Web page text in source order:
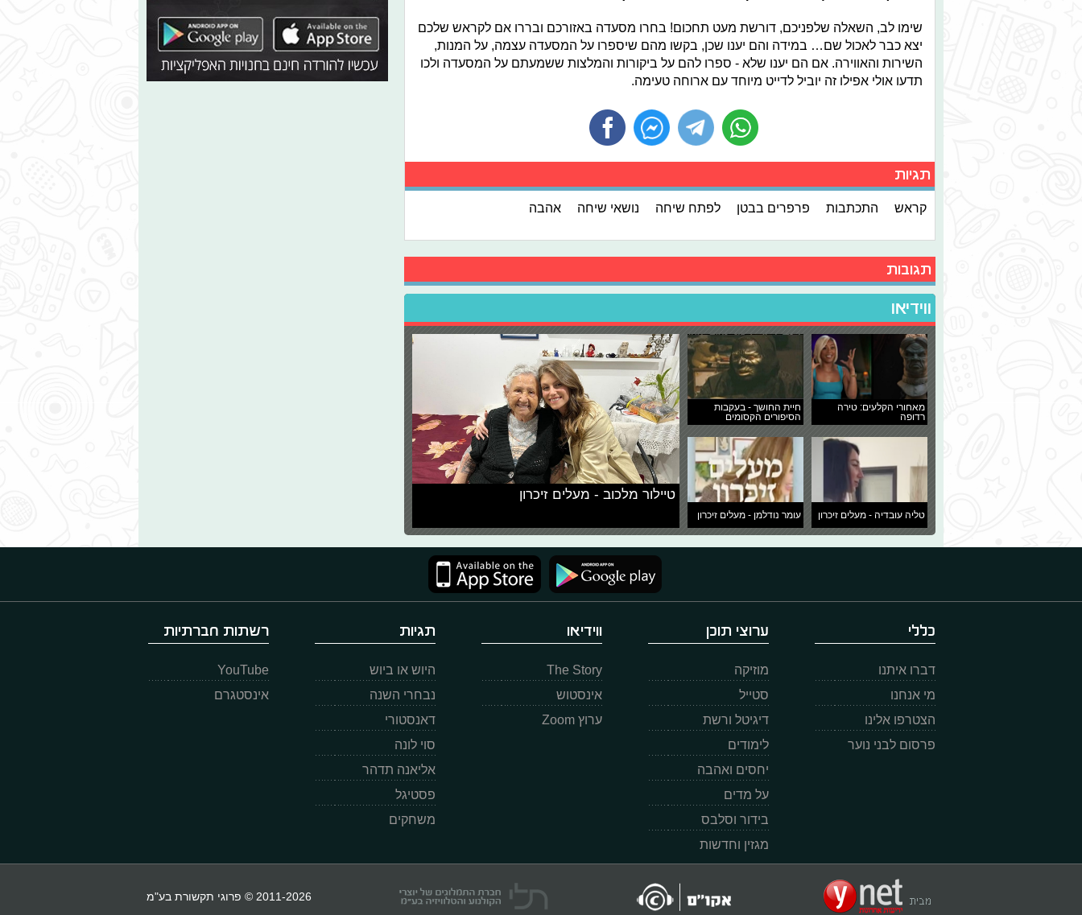
שימו לב, השאלה שלפניכם, דורשת מעט תחכום! בחרו מסעדה באזורכם ובררו אם לקראש שלכם
יצא כבר לאכול שם… במידה והם יענו שכן, בקשו מהם שיספרו על המסעדה עצמה, על המנות,
השירות והאווירה. אם הם יענו שלא - ספרו להם על ביקורות והמלצות ששמעתם על המסעדה ולכו
תדעו אולי אפילו זה יוביל לדייט מיוחד עם ארוחה טעימה.
תגיות
קראש התכתבות פרפרים בבטן לפתח שיחה נושאי שיחה אהבה
תגובות
ווידיאו
מאחורי הקלעים: טירה
רדופה
חיית החושך - בעקבות
הסיפורים הקסומים
טליה עובדיה - מעלים זיכרון עומר נודלמן - מעלים זיכרון
טיילור מלכוב - מעלים זיכרון
כללי
דברו איתנו
מי אנחנו
הצטרפו אלינו
פרסום לבני נוער
ערוצי תוכן
מוזיקה
סטייל
דיגיטל ורשת
לימודים
יחסים ואהבה
על מדים
בידור וסלבס
מגזין וחדשות
ווידיאו
The Story
אינסטוש
ערוץ Zoom
תגיות
היוש או ביוש
נבחרי השנה
דאנסטורי
סוי לונה
אליאנה תדהר
פסטיגל
משחקים
רשתות חברתיות
YouTube
אינסטגרם
2011-2026 © פרוגי תקשורת בע"מ